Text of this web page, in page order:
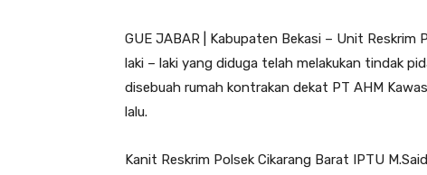
GUE JABAR | Kabupaten Bekasi – Unit
laki – laki yang diduga telah melakukan tindak
disebuah rumah kontrakan dekat PT AHM
lalu.
Kanit Reskrim Polsek Cikarang Barat IPTU